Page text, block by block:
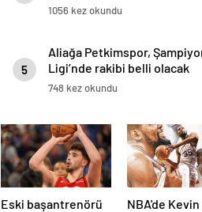
1056 kez okundu
5
Aliağa Petkimspor,
Ligi’nde rakibi belli olacak
748 kez okundu
Eski başantrenörü
NBA'de Kevin